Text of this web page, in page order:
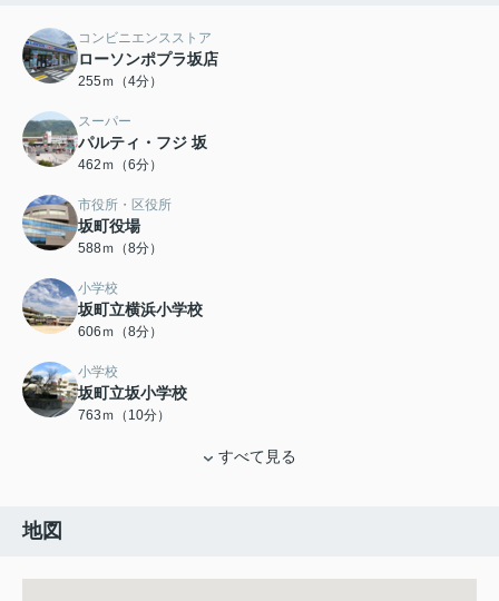
コンビニエンスストア
ローソンポプラ坂店
255ｍ（4分）
スーパー
パルティ・フジ 坂
462ｍ（6分）
市役所・区役所
坂町役場
588ｍ（8分）
小学校
坂町立横浜小学校
606ｍ（8分）
小学校
坂町立坂小学校
763ｍ（10分）
すべて見る
地図